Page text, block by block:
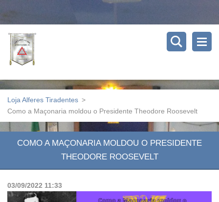
Loja Alferes Tiradentes >
Como a Maçonaria moldou o Presidente Theodore Roosevelt
COMO A MAÇONARIA MOLDOU O PRESIDENTE
THEODORE ROOSEVELT
03/09/2022 11:33